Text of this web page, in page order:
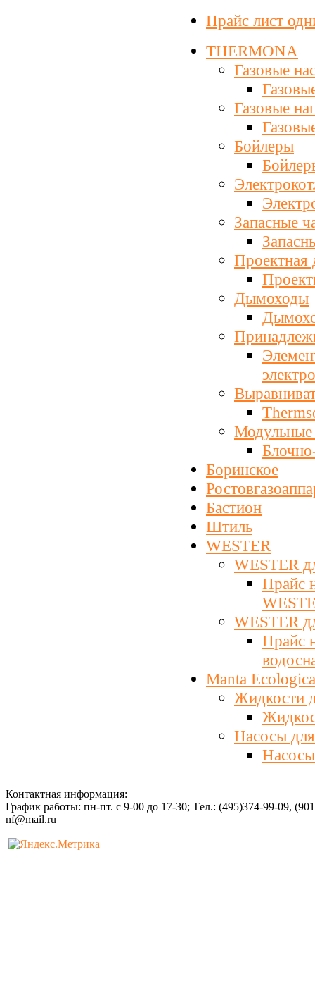
Прайс лист
THERMONA
Газовые
Газовые
Бойлеры
Запасные
Проектная
Дымоходы
Боринское
Бастион
Штиль
WESTER
WESTER
Прайс
WESTER
Прайс
Manta Ecologica
Жидкости
Насосы
Контактная информация:
График работы: пн-пт. с 9-00 до 17-30; Tел.: (495)374-99-09,
nf@mail.ru